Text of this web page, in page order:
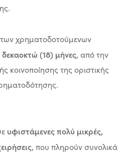
χρηματοδοτούμενων
δεκαοκτώ (18) μήνες, από την
κοινοποίησης της οριστικής
υφιστάμενες πολύ μικρές,
, που πληρούν συνολικά